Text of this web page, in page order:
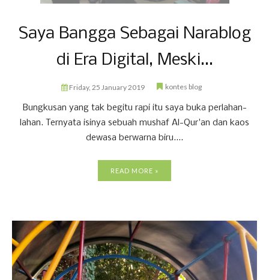
Saya Bangga Sebagai Narablog
di Era Digital, Meski...
Friday, 25 January 2019 kontes blog
Bungkusan yang tak begitu rapi itu saya buka perlahan-
lahan. Ternyata isinya sebuah mushaf Al-Qur'an dan kaos
dewasa berwarna biru....
READ MORE »